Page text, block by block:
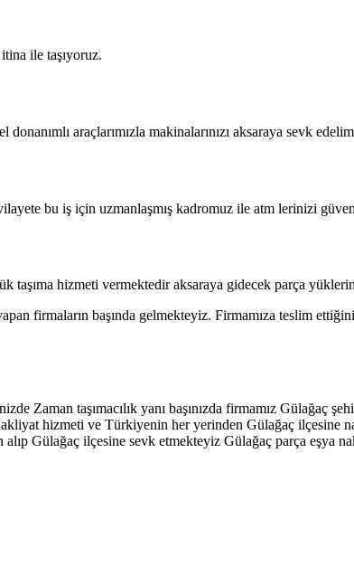
ile taşıyoruz.
araçlarımızla makinalarınızı aksaraya sevk
bu iş için uzmanlaşmış kadromuz ile atm lerinizi
taşıma hizmeti vermektedir aksaraya gidecek parça
firmaların başında gelmekteyiz. Firmamıza teslim
Zaman taşımacılık yanı başınızda firmamız Gülağaç
hizmeti ve Türkiyenin her yerinden Gülağaç ilçesine
Gülağaç ilçesine sevk etmekteyiz Gülağaç parça eşya